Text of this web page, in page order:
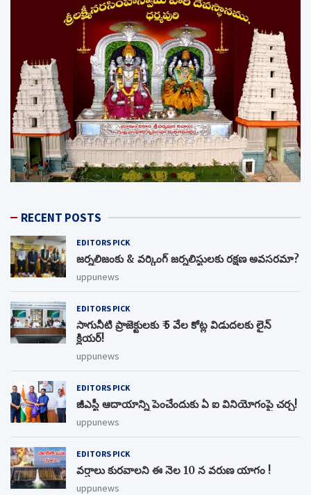
RECENT POSTS
EDITORS PICK
జర్నలిజంకు & వర్కింగ్ జర్నలిస్టులకు రక్షణ అవసరమా?
uppunews
EDITORS PICK
సాగునీటి ప్రాజెక్టులకు ₹ 5 వేల కోట్ల విడుదలకు లైన్
క్లియర్!
uppunews
EDITORS PICK
జీఎస్టీ ఆదాయాన్ని పెంచేందుకు ఏ ఐ వినియోగంపై చర్చ!
uppunews
EDITORS PICK
వర్షాలు కురవాలని ఈ నెల 10 న వరుణ యాగం !
uppunews